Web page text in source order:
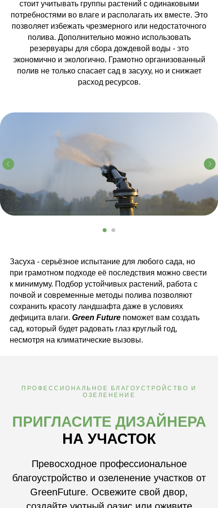
стоит учитывать группы растений с одинаковыми
потребностями во влаге и располагать их вместе. Это
позволяет избежать чрезмерного или недостаточного
полива. Дополнительно можно использовать
резервуары для сбора дождевой воды - это
экономично и экологично. Грамотно организованный
полив не только спасает сад в засуху, но и снижает
расход ресурсов.
Засуха - серьёзное испытание для любого сада, но
при грамотном подходе её последствия можно свести
к минимуму. Подбор устойчивых растений, работа с
почвой и современные методы полива позволяют
сохранить красоту ландшафта даже в условиях
дефицита влаги. Green Future поможет вам создать
сад, который будет радовать глаз круглый год,
несмотря на климатические вызовы.
ПРОФЕССИОНАЛЬНОЕ БЛАГОУСТРОЙСТВО И
ОЗЕЛЕНЕНИЕ
ПРИГЛАСИТЕ ДИЗАЙНЕРА
НА УЧАСТОК
Превосходное профессиональное
благоустройство и озеленение участков от
GreenFuture. Освежите свой двор,